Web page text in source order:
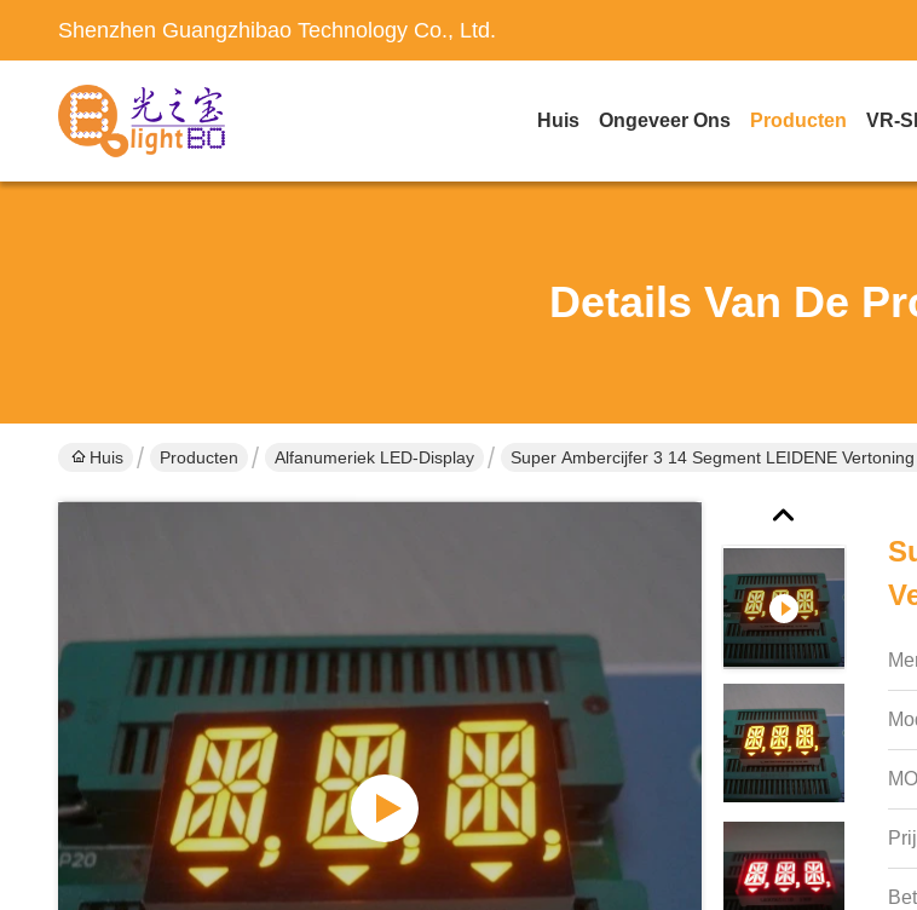
Shenzhen Guangzhibao Technology Co., Ltd.
Huis Ongeveer Ons Producten VR-
Details Van De
Huis Producten Alfanumeriek LED-Display Super Ambercijfer 3 14 Segment LEIDENE